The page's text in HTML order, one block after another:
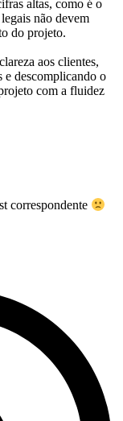
altas, como é o
não devem
do projeto.
aos clientes,
e descomplicando o
com a fluidez
correspondente